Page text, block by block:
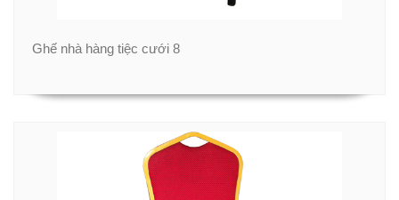
Ghế nhà hàng tiệc cưới 8